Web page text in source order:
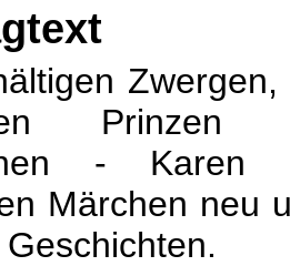
Prinzen
- Karen
Märchen neu